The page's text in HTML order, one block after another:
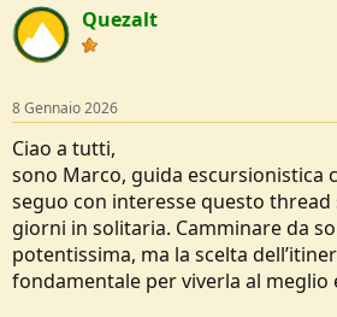
Quezalt
8 Gennaio 2026
Ciao a tutti,
sono Marco, guida escursionistica
seguo con interesse questo
giorni in solitaria. Camminare da
potentissima, ma la scelta
fondamentale per viverla al meglio